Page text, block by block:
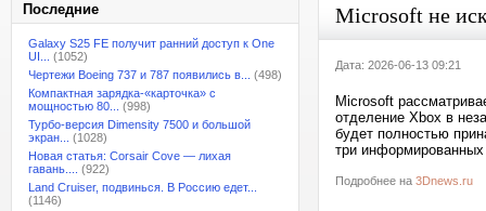
Последние
Galaxy S25 FE получит ранний доступ к One
UI...
(1052)
Чертежи Boeing 737 и 787 появились в...
(498)
Компактная зарядка-«карточка» с
мощностью 80...
(998)
Турбо-версия Dimensity 7500 и большой
экран...
(1028)
Новая статья: Corsair Cove — лихая
гавань....
(922)
Land Cruiser, подвинься. В Россию едет...
(1146)
Microsoft не
Дата: 2026-06-13 09:21
Microsoft
отделение Xbox в
будет полностью
три информированных
Подробнее на 3Dnews.ru